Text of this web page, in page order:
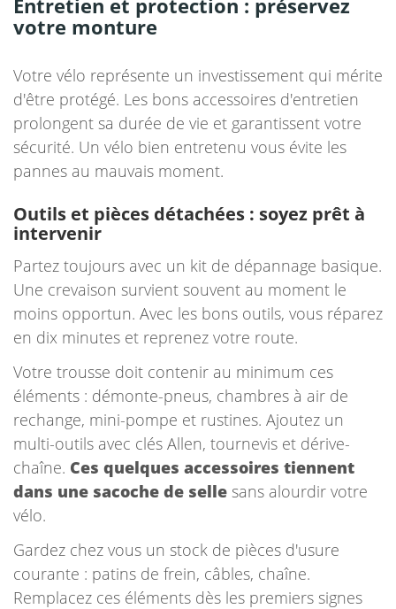
votre monture
Votre vélo représente un investissement qui mérite
d'être protégé. Les bons accessoires d'entretien
prolongent sa durée de vie et garantissent votre
sécurité. Un vélo bien entretenu vous évite les
pannes au mauvais moment.
Outils et pièces détachées : soyez prêt à
intervenir
Partez toujours avec un kit de dépannage basique.
Une crevaison survient souvent au moment le
moins opportun. Avec les bons outils, vous réparez
en dix minutes et reprenez votre route.
Votre trousse doit contenir au minimum ces
éléments : démonte-pneus, chambres à air de
rechange, mini-pompe et rustines. Ajoutez un
multi-outils avec clés Allen, tournevis et dérive-
chaîne. Ces quelques accessoires tiennent
dans une sacoche de selle sans alourdir votre
vélo.
Gardez chez vous un stock de pièces d'usure
courante : patins de frein, câbles, chaîne.
Remplacez ces éléments dès les premiers signes